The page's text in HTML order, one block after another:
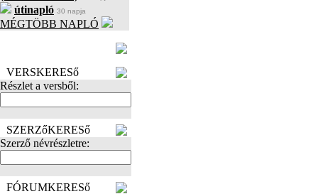
útinapló 30 napja
MÉGTÖBB NAPLÓ
VERSKERESő
Részlet a versből:
SZERZőKERESő
Szerző névrészletre:
FÓRUMKERESő